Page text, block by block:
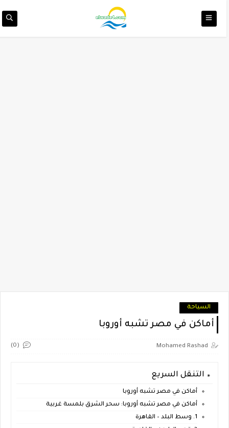
السياحة
أماكن في مصر تشبه أوروبا
Mohamed Rashad
(0)
التنقل السريع
أماكن في مصر تشبه أوروبا
أماكن في مصر تشبه أوروبا: سحر الشرق بلمسة غربية